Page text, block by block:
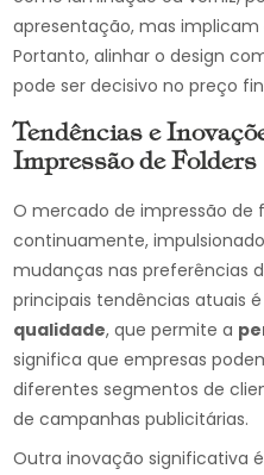
apresentação, mas
Portanto, alinhar o design
pode ser decisivo no preço
Tendências e
Impressão de Folders
O mercado de impressão de
continuamente,
mudanças nas preferências
principais tendências atuais
qualidade, que permite a
significa que empresas
diferentes segmentos de
de campanhas publicitárias.
Outra inovação significativa